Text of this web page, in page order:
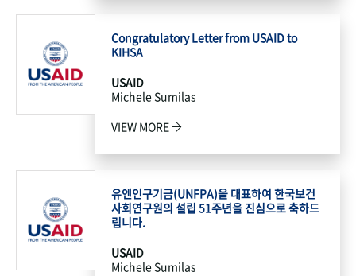
Congratulatory Letter from USAID to
KIHSA
USAID
Michele Sumilas
VIEW MORE
유엔인구기금(UNFPA)을 대표하여 한국보건
사회연구원의 설립 51주년을 진심으로 축하드
립니다.
USAID
Michele Sumilas